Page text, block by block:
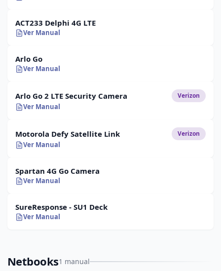
ACT233 Delphi 4G LTE
Ver Manual
Arlo Go
Ver Manual
Arlo Go 2 LTE Security Camera Verizon
Ver Manual
Motorola Defy Satellite Link Verizon
Ver Manual
Spartan 4G Go Camera
Ver Manual
SureResponse - SU1 Deck
Ver Manual
Netbooks1 manual